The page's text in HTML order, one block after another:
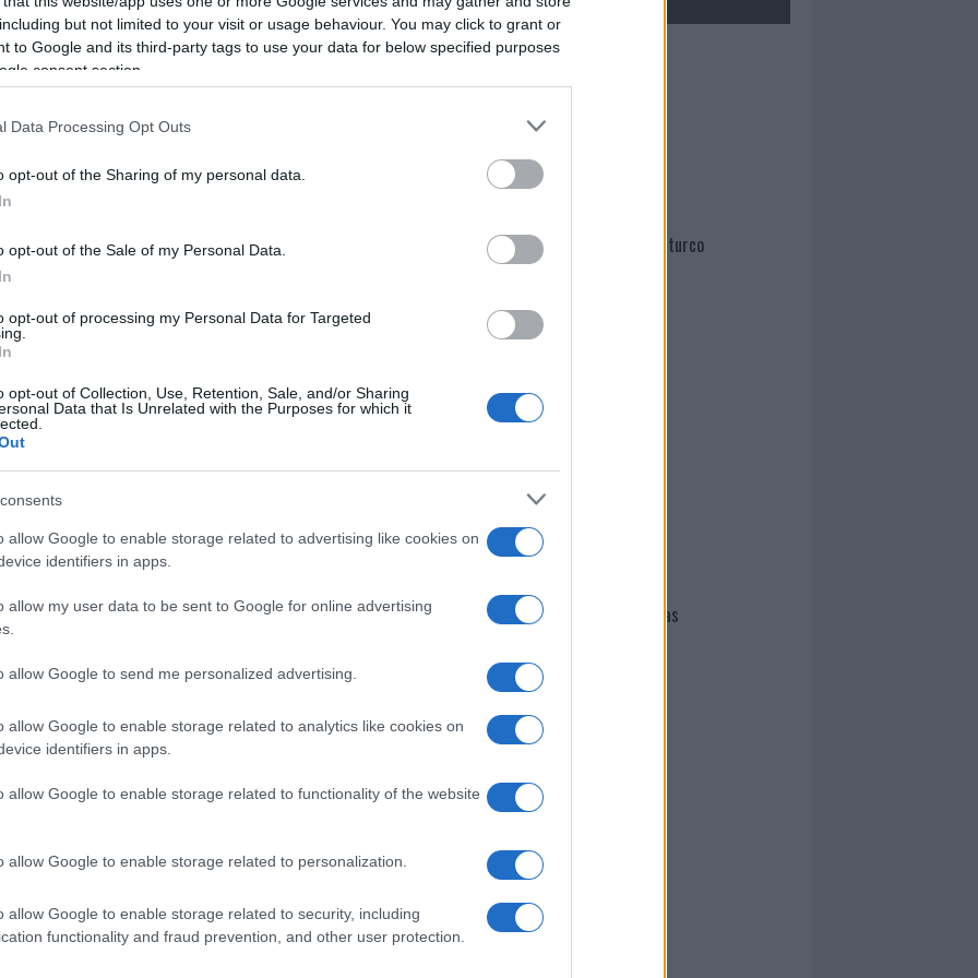
but not limited to your visit or usage behaviour. You may click to grant or
to Google and its third-party tags to use your data for below specified purposes
consent section.
Data Processing Opt Outs
opt-out of the Sharing of my personal data.
opt-out of the Sale of my Personal Data.
opt-out of processing my Personal Data for Targeted
opt-out of Collection, Use, Retention, Sale, and/or Sharing
Data that Is Unrelated with the Purposes for which it
allow Google to enable storage related to advertising like cookies on
identifiers in apps.
allow my user data to be sent to Google for online advertising
allow Google to send me personalized advertising.
allow Google to enable storage related to analytics like cookies on
identifiers in apps.
allow Google to enable storage related to functionality of the website
allow Google to enable storage related to personalization.
allow Google to enable storage related to security, including
functionality and fraud prevention, and other user protection.
cliccandoqui
nella sezione
di GalluraOggi.it
i tuoi video e le tue foto
+39 345 356 7512
news daGoogle News
Prossimo articolo
Mario Malu
Martina Agostina Diturco
I nostri cari
I nostri cari
I nostri cari
Giovannimaria Cabras